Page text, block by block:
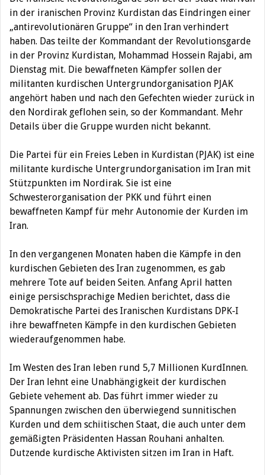
in der iranischen Provinz Kurdistan das Eindringen einer
„antirevolutionären Gruppe“ in den Iran verhindert
haben. Das teilte der Kommandant der Revolutionsgarde
in der Provinz Kurdistan, Mohammad Hossein Rajabi, am
Dienstag mit. Die bewaffneten Kämpfer sollen der
militanten kurdischen Untergrundorganisation PJAK
angehört haben und nach den Gefechten wieder zurück in
den Nordirak geflohen sein, so der Kommandant. Mehr
Details über die Gruppe wurden nicht bekannt.
Die Partei für ein Freies Leben in Kurdistan (PJAK) ist eine
militante kurdische Untergrundorganisation im Iran mit
Stützpunkten im Nordirak. Sie ist eine
Schwesterorganisation der PKK und führt einen
bewaffneten Kampf für mehr Autonomie der Kurden im
Iran.
In den vergangenen Monaten haben die Kämpfe in den
kurdischen Gebieten des Iran zugenommen, es gab
mehrere Tote auf beiden Seiten. Anfang April hatten
einige persischsprachige Medien berichtet, dass die
Demokratische Partei des Iranischen Kurdistans DPK-I
ihre bewaffneten Kämpfe in den kurdischen Gebieten
wiederaufgenommen habe.
Im Westen des Iran leben rund 5,7 Millionen KurdInnen.
Der Iran lehnt eine Unabhängigkeit der kurdischen
Gebiete vehement ab. Das führt immer wieder zu
Spannungen zwischen den überwiegend sunnitischen
Kurden und dem schiitischen Staat, die auch unter dem
gemäßigten Präsidenten Hassan Rouhani anhalten.
Dutzende kurdische Aktivisten sitzen im Iran in Haft.